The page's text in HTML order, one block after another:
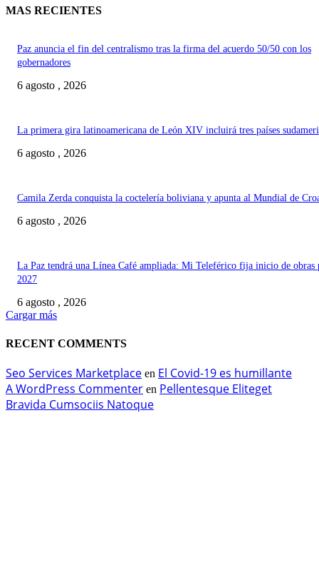
MAS RECIENTES
Paz anuncia el fin del centralismo tras la firma del acuerdo 50/50 con los
gobernadores
6 agosto , 2026
La primera gira latinoamericana de León XIV incluirá tres países
6 agosto , 2026
Camila Zerda conquista la coctelería boliviana y apunta al Mundial de
6 agosto , 2026
La Paz tendrá una Línea Café ampliada: Mi Teleférico fija inicio de obras
2027
6 agosto , 2026
Cargar más
RECENT COMMENTS
Seo Services Marketplace en El Covid-19 es humillante
A WordPress Commenter en Pellentesque Eliteget
Bravida Cumsociis Natoque